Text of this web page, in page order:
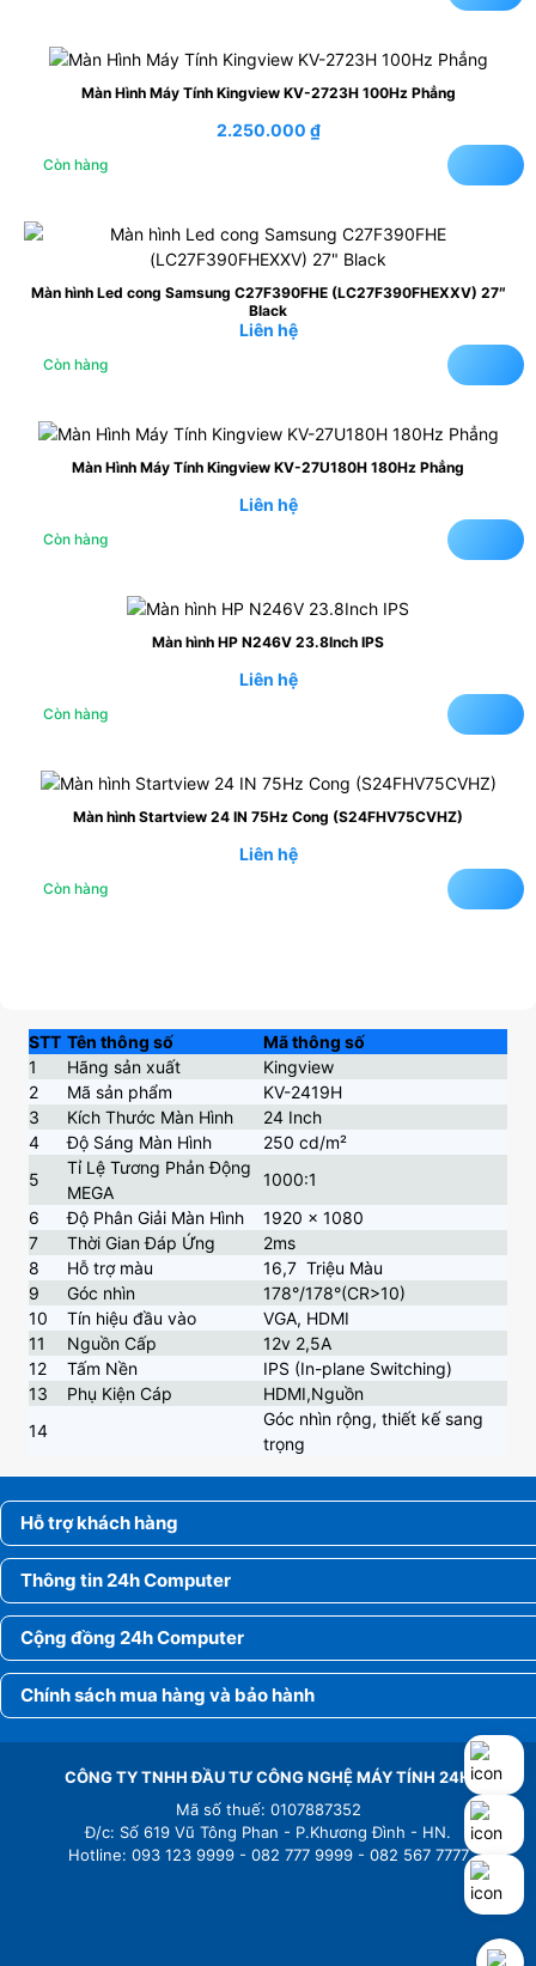
Màn Hình Máy Tính Kingview KV-2723H 100Hz Phẳng
2.250.000 ₫
Còn hàng
Màn hình Led cong Samsung C27F390FHE (LC27F390FHEXXV) 27″
Black
Liên hệ
Còn hàng
Màn Hình Máy Tính Kingview KV-27U180H 180Hz Phẳng
Liên hệ
Còn hàng
Màn hình HP N246V 23.8Inch IPS
Liên hệ
Còn hàng
Màn hình Startview 24 IN 75Hz Cong (S24FHV75CVHZ)
Liên hệ
Còn hàng
STT Tên thông số
Mã thông số
1
Hãng sản xuất
Kingview
2
Mã sản phẩm
KV-2419H
3
Kích Thước Màn Hình
24 Inch
4
Độ Sáng Màn Hình
250 cd/m²
5
Tỉ Lệ Tương Phản Động
MEGA
1000:1
6
Độ Phân Giải Màn Hình
1920 x 1080
7
Thời Gian Đáp Ứng
2ms
8
Hỗ trợ màu
16,7 Triệu Màu
9
Góc nhìn
178°/178°(CR>10)
10
Tín hiệu đầu vào
VGA, HDMI
11
Nguồn Cấp
12v 2,5A
12
Tấm Nền
IPS (In-plane Switching)
13
Phụ Kiện Cáp
HDMI,Nguồn
14
Góc nhìn rộng, thiết kế sang
trọng
Hỗ trợ khách hàng
Thông tin 24h Computer
Cộng đồng 24h Computer
Chính sách mua hàng và bảo hành
CÔNG TY TNHH ĐẦU TƯ CÔNG NGHỆ MÁY TÍNH 24H
Mã số thuế: 0107887352
Đ/c: Số 619 Vũ Tông Phan - P.Khương Đình - HN.
Hotline: 093 123 9999 - 082 777 9999 - 082 567 7777